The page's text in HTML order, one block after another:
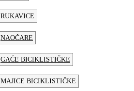
RUKAVICE
NAOČARE
GAĆE BICIKLISTIČKE
MAJICE BICIKLISTIČKE